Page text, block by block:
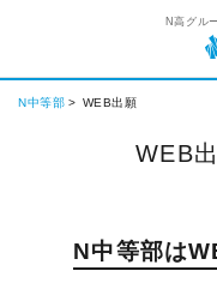
N高グル
N中等部 WEB出願
WEB
N中等部は